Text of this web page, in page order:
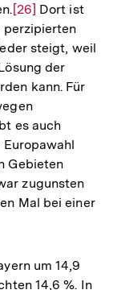
der
Zur
Auflösung
der
Fußnote
[26] Dort ist
perzipierten
steigt, weil
der
kann. Für
es auch
Gebieten
zugunsten
Mal bei einer
um 14,9
14,6 %. In